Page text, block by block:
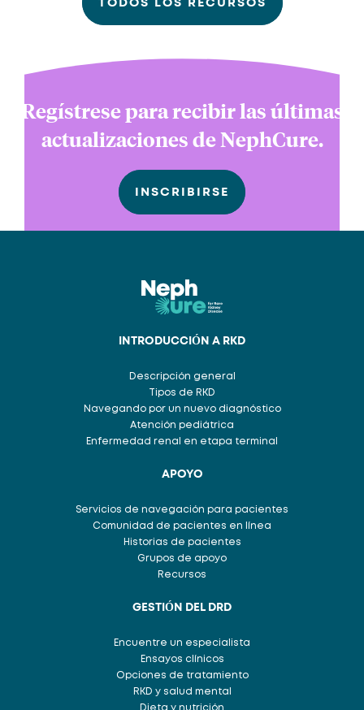
TODOS LOS RECURSOS
Regístrese para recibir las últimas
actualizaciones de NephCure.
INSCRIBIRSE
INTRODUCCIÓN A RKD
Descripción general
Tipos de RKD
Navegando por un nuevo diagnóstico
Atención pediátrica
Enfermedad renal en etapa terminal
APOYO
Servicios de navegación para pacientes
Comunidad de pacientes en línea
Historias de pacientes
Grupos de apoyo
Recursos
GESTIÓN DEL DRD
Encuentre un especialista
Ensayos clínicos
Opciones de tratamiento
RKD y salud mental
Dieta y nutrición